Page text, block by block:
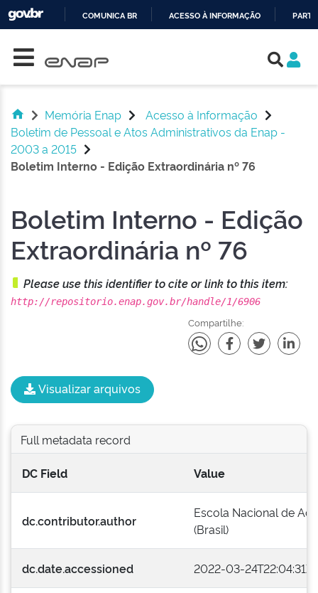
COMUNICA BR ACESSO À INFORMAÇÃO
Memória Enap
Acesso à Informação
Boletim de Pessoal e Atos Administrativos da Enap -
2003 a 2015
Boletim Interno - Edição Extraordinária nº 76
Boletim Interno - Edição
Extraordinária nº 76
Please use this identifier to cite or link to this item:
http://repositorio.enap.gov.br/handle/1/6906
Compartilhe:
Visualizar arquivos
Full metadata record
DC Field Value
dc.contributor.author
Escola Nacional de
(Brasil)
dc.date.accessioned 2022-03-24T22:04:31Z